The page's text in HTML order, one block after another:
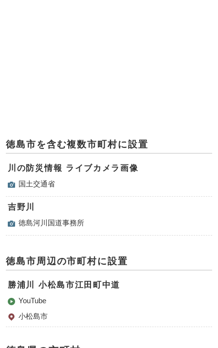
徳島市を含む複数市町村に設置
川の防災情報 ライブカメラ画像
国土交通省
吉野川
徳島河川国道事務所
徳島市周辺の市町村に設置
勝浦川 小松島市江田町中道
YouTube
小松島市